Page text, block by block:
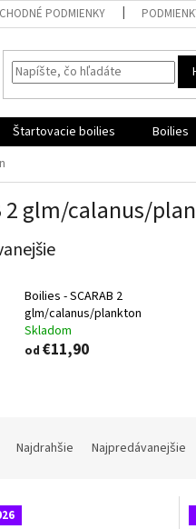
PODMIENKY
Štartovacie boilies Boilies
2 glm/calanus/
Boilies - SCARAB 2
glm/calanus/plankton
Skladom
od €11,90
Najdrahšie Najpredávanejšie